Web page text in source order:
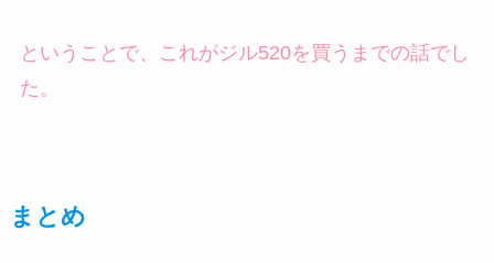
ということで、これがジル520を買うまでの話でし
た。
まとめ